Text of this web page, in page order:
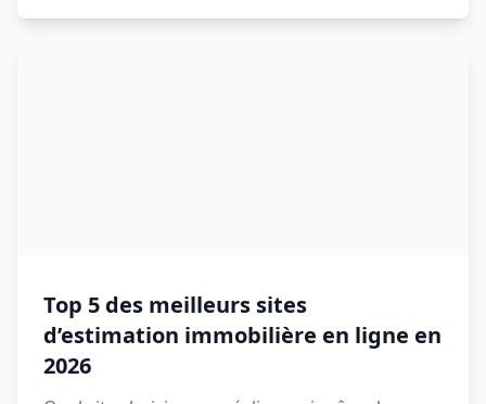
Top 5 des meilleurs sites
d’estimation immobilière en ligne en
2026